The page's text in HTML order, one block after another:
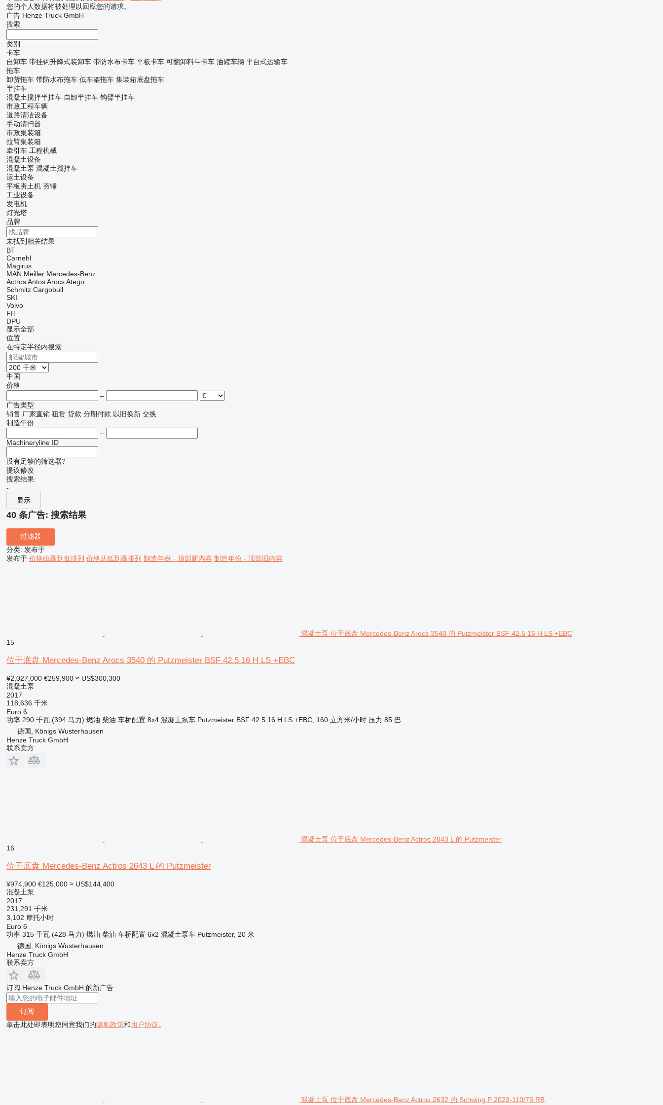
您的个人数据将被处理以回应您的请求。
广告 Henze Truck GmbH
搜索
类别
卡车
自卸车 带挂钩升降式装卸车 带防水布卡车 平板卡车 可翻卸料斗卡车 油罐车辆 平台式运输车
拖车
卸货拖车 带防水布拖车 低车架拖车 集装箱底盘拖车
半挂车
混凝土搅拌半挂车 自卸半挂车 钩臂半挂车
市政工程车辆
道路清洁设备
手动清扫器
市政集装箱
拉臂集装箱
牵引车 工程机械
混凝土设备
混凝土泵 混凝土搅拌车
运土设备
平板夯土机 夯锤
工业设备
发电机
灯光塔
品牌
未找到相关结果
BT
Carnehl
Magirus
MAN Meiller Mercedes-Benz
Actros Antos Arocs Atego
Schmitz Cargobull
SKI
Volvo
FH
DPU
显示全部
位置
在特定半径内搜索
中国
价格
–
广告类型
销售 厂家直销 租赁 贷款 分期付款 以旧换新 交换
制造年份
–
Machineryline ID
没有足够的筛选器?
提议修改
搜索结果:
-
显示
40 条广告: 搜索结果
过滤器
分类: 发布于
发布于 价格由高到低排列 价格从低到高排列 制造年份 - 顶部新内容 制造年份 - 顶部旧内容
混凝土泵 位于底盘 Mercedes-Benz Arocs 3540 的 Putzmeister BSF 42.5 16 H LS +EBC
15
位于底盘 Mercedes-Benz Arocs 3540 的 Putzmeister BSF 42.5 16 H LS +EBC
¥2,027,000 €259,900 ≈ US$300,300
混凝土泵
2017
118,636 千米
Euro 6
功率 290 千瓦 (394 马力) 燃油 柴油 车桥配置 8x4 混凝土泵车 Putzmeister BSF 42.5 16 H LS +EBC, 160 立方米/小时 压力 85 巴
德国, Königs Wusterhausen
Henze Truck GmbH
联系卖方
混凝土泵 位于底盘 Mercedes-Benz Actros 2643 L 的 Putzmeister
16
位于底盘 Mercedes-Benz Actros 2643 L 的 Putzmeister
¥974,900 €125,000 ≈ US$144,400
混凝土泵
2017
231,291 千米
3,102 摩托小时
Euro 6
功率 315 千瓦 (428 马力) 燃油 柴油 车桥配置 6x2 混凝土泵车 Putzmeister, 20 米
德国, Königs Wusterhausen
Henze Truck GmbH
联系卖方
订阅 Henze Truck GmbH 的新广告
订阅
单击此处即表明您同意我们的隐私政策和用户协议。
混凝土泵 位于底盘 Mercedes-Benz Actros 2632 的 Schwing P 2023-110/75 RB